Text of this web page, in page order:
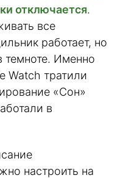
отключается.
все
работает, но
темноте. Именно
Watch тратили
«Сон»
в
настроить на